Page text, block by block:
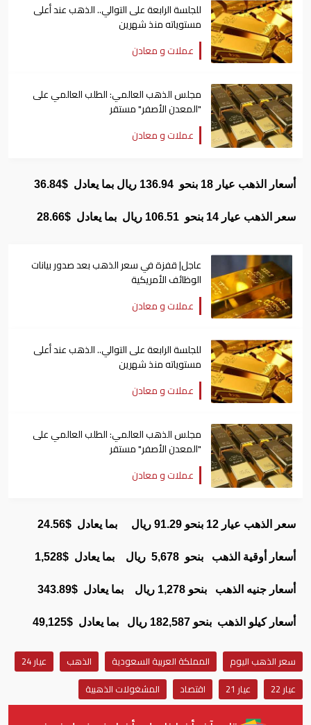
للجلسة الرابعة على التوالي.. الذهب عند أعلى
مستوياته منذ شهرين
عملات و معادن
مجلس الذهب العالمي: الطلب العالمي على
"المعدن الأصفر" مستقر
عملات و معادن
أسعار الذهب عيار 18 بنحو 136.94 ريال بما يعادل $36.84
سعر الذهب عيار 14 بنحو 106.51 ريال بما يعادل $28.66
عاجل| قفزة في سعر الذهب بعد صدور بيانات
الوظائف الأمريكية
عملات و معادن
للجلسة الرابعة على التوالي.. الذهب عند أعلى
مستوياته منذ شهرين
عملات و معادن
مجلس الذهب العالمي: الطلب العالمي على
"المعدن الأصفر" مستقر
عملات و معادن
سعر الذهب عيار 12 بنحو 91.29 ريال بما يعادل $24.56
أسعار أوقية الذهب بنحو 5,678 ريال بما يعادل $1,528
أسعار جنيه الذهب بنحو 1,278 ريال بما يعادل $343.89
أسعار كيلو الذهب بنحو 182,587 ريال بما يعادل $49,125
سعر الذهب اليوم المملكة العربية السعودية الذهب
عيار 24
عيار 22
عيار 21 اقتصاد المشغولات الذهبية